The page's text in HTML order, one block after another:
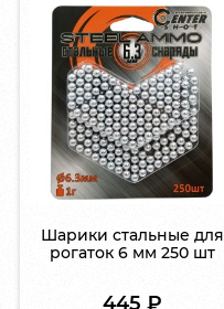
Шарики стальные для
рогаток 6 мм 250 шт
445 ₽